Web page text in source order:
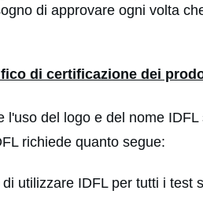
di approvare ogni volta
di certificazione dei
l'uso del logo e del nome
richiede quanto segue:
utilizzare IDFL per tutti i test